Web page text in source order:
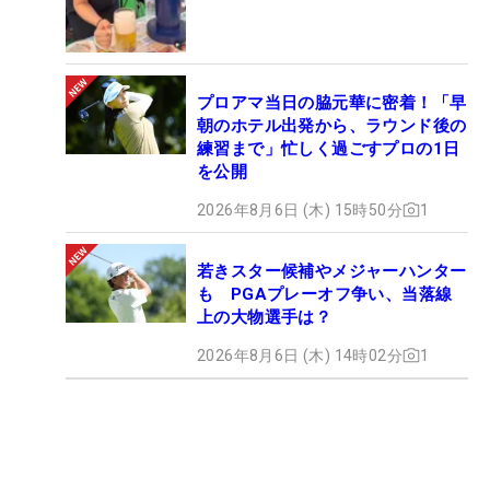
プロアマ当日の脇元華に密着！「早
朝のホテル出発から、ラウンド後の
練習まで」忙しく過ごすプロの1日
を公開
2026年8月6日 (木) 15時50分 1
若きスター候補やメジャーハンター
も PGAプレーオフ争い、当落線
上の大物選手は？
2026年8月6日 (木) 14時02分 1